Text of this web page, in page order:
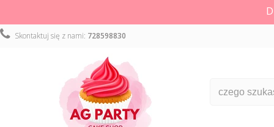
Skontaktuj się z nami: 728598830